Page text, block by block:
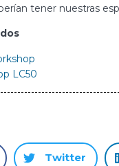
tener nuestras
LC50
Twitter